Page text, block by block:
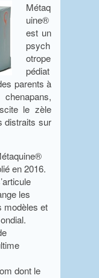
Métaq
uine®
est un
psych
otrope
pédiat
parents à
le zèle
distraits sur
en 2016.
les
modèles et
dont le